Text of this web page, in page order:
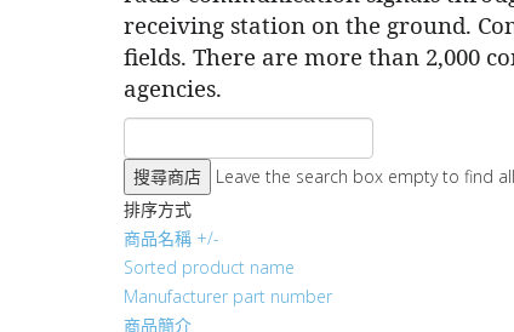
receiving station on the ground.
fields. There are more than 2,000
agencies.
Leave the search box empty to find
排序方式
商品名稱 +/-
Sorted product name
Manufacturer part number
商品簡介